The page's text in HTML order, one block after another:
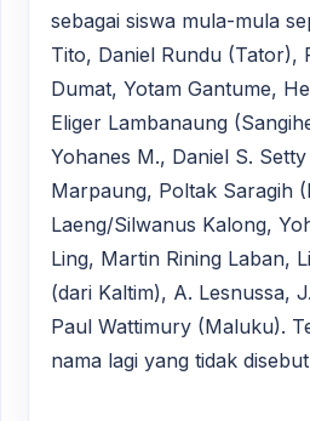
sebagai siswa mula-mula
Tito, Daniel Rundu (Tator),
Dumat, Yotam Gantume,
Eliger Lambanaung
Yohanes M., Daniel S.
Marpaung, Poltak Saragih
Laeng/Silwanus Kalong,
Ling, Martin Rining Laban,
(dari Kaltim), A. Lesnussa,
Paul Wattimury (Maluku).
nama lagi yang tidak